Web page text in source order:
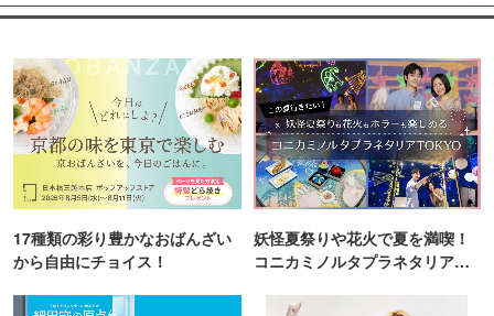
17種類の彩り豊かなおばんざい
から自由にチョイス！
妖怪夏祭りや花火で夏を満喫！
コニカミノルタプラネタリア